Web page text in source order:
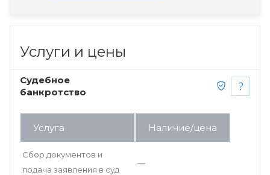
Услуги и цены
Судебное
банкротство
Услуга Наличие/цена
Сбор документов и
подача заявления в суд
—